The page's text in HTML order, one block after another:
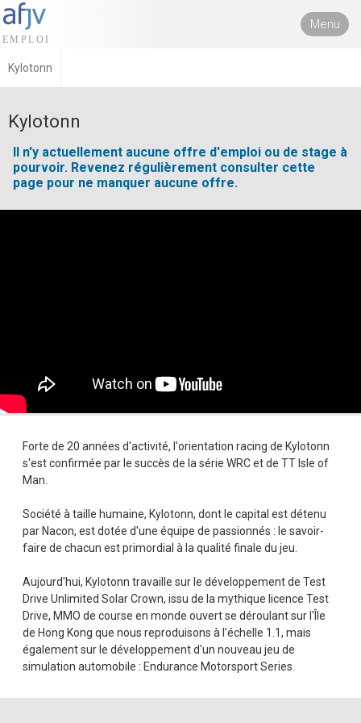
Menu
Kylotonn
Kylotonn
Il n'y actuellement aucune offre d'emploi ou de stage à
pourvoir. Revenez régulièrement consulter cette
page pour ne manquer aucune offre.
Forte de 20 années d'activité, l'orientation racing de Kylotonn
s'est confirmée par le succès de la série WRC et de TT Isle of
Man.
Société à taille humaine, Kylotonn, dont le capital est détenu
par Nacon, est dotée d'une équipe de passionnés : le savoir-
faire de chacun est primordial à la qualité finale du jeu.
Aujourd'hui, Kylotonn travaille sur le développement de Test
Drive Unlimited Solar Crown, issu de la mythique licence Test
Drive, MMO de course en monde ouvert se déroulant sur l'Île
de Hong Kong que nous reproduisons à l'échelle 1.1, mais
également sur le développement d'un nouveau jeu de
simulation automobile : Endurance Motorsport Series.